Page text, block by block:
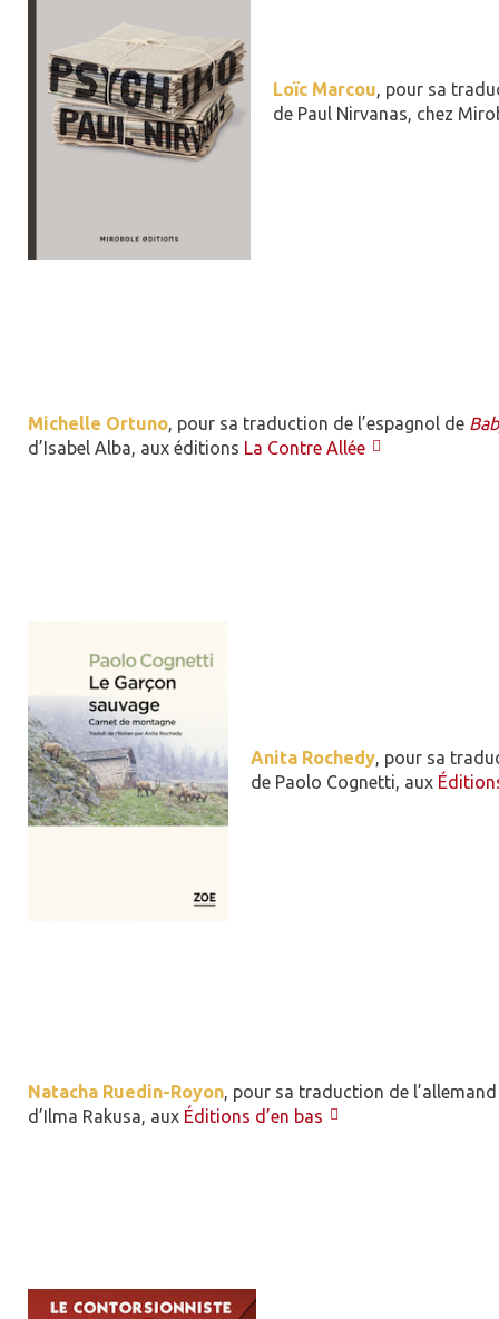
Loïc Marcou, pour sa
de Paul Nirvanas, chez
Michelle Ortuno, pour sa traduction de l’espagnol de
d’Isabel Alba, aux éditions La Contre Allée
Anita Rochedy, pour sa
de Paolo Cognetti, aux
Natacha Ruedin-Royon, pour sa traduction de
d’Ilma Rakusa, aux Éditions d’en bas